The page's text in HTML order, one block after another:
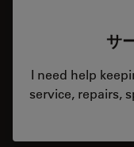
サ
I need help
service, repairs,